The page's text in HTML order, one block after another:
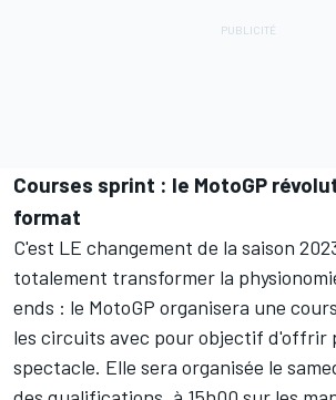
Courses sprint : le MotoGP
format
C'est LE changement de la saison
totalement transformer la
ends : le MotoGP organisera une
les circuits avec pour objectif d'offrir
spectacle. Elle sera organisée le